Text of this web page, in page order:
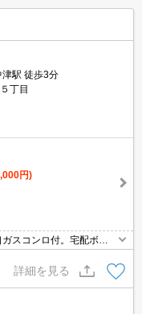
駅 徒歩3分
丁目
円)
スコンロ付。宅配ボッ
詳細を見る